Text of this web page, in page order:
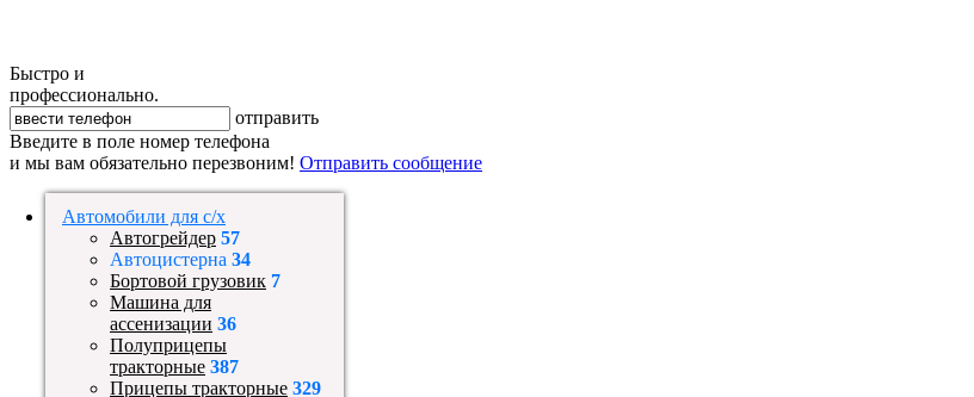
Быстро и
профессионально.
отправить
Введите в поле номер телефона
и мы вам обязательно перезвоним! Отправить сообщение
Автомобили для с/х
Автогрейдер 57
Автоцистерна 34
Бортовой грузовик 7
Машина для
ассенизации 36
Полуприцепы
тракторные 387
Прицепы тракторные 329